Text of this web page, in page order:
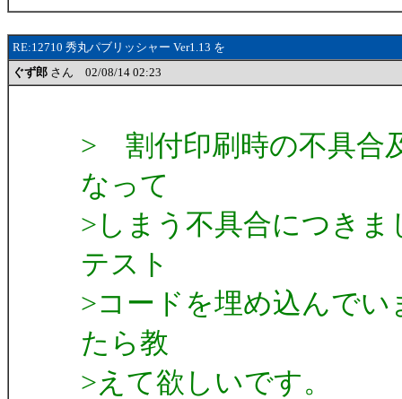
RE:12710 秀丸パブリッシャー Ver1.13 を
ぐず郎 さん 02/08/14 02:23
> 割付印刷時の不具合
なって
>しまう不具合につきま
テスト
>コードを埋め込んで
たら教
>えて欲しいです。